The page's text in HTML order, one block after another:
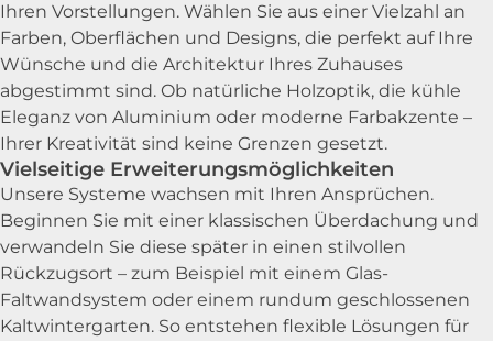
Ihren Vorstellungen. Wählen Sie aus einer Vielzahl an
Farben, Oberflächen und Designs, die perfekt auf Ihre
Wünsche und die Architektur Ihres Zuhauses
abgestimmt sind. Ob natürliche Holzoptik, die kühle
Eleganz von Aluminium oder moderne Farbakzente –
Ihrer Kreativität sind keine Grenzen gesetzt.
Vielseitige Erweiterungsmöglichkeiten
Unsere Systeme wachsen mit Ihren Ansprüchen.
Beginnen Sie mit einer klassischen Überdachung und
verwandeln Sie diese später in einen stilvollen
Rückzugsort – zum Beispiel mit einem Glas-
Faltwandsystem oder einem rundum geschlossenen
Kaltwintergarten. So entstehen flexible Lösungen für